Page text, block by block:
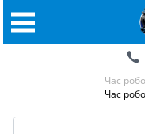
Час
Час